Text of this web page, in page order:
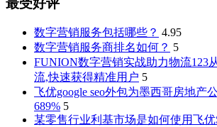
最受好评
数字营销服务包括哪些？ 4.95
数字营销服务商排名如何？ 5
FUNION数字营销实战助力物流123
流,快速获得精准用户 5
飞优google seo外包为墨西哥房地产
689% 5
某零售行业利基市场是如何使用飞